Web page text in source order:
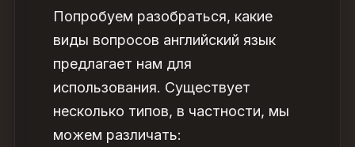
Попробуем разобраться, какие
виды вопросов английский язык
предлагает нам для
использования. Существует
несколько типов, в частности, мы
можем различать: